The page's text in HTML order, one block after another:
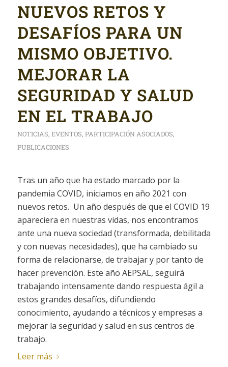
NUEVOS RETOS Y
DESAFÍOS PARA UN
MISMO OBJETIVO.
MEJORAR LA
SEGURIDAD Y SALUD
EN EL TRABAJO
NOTICIAS, EVENTOS, PARTICIPACIÓN ASOCIADOS,
PUBLICACIONES
Tras un año que ha estado marcado por la
pandemia COVID, iniciamos en año 2021 con
nuevos retos. Un año después de que el COVID 19
apareciera en nuestras vidas, nos encontramos
ante una nueva sociedad (transformada, debilitada
y con nuevas necesidades), que ha cambiado su
forma de relacionarse, de trabajar y por tanto de
hacer prevención. Este año AEPSAL, seguirá
trabajando intensamente dando respuesta ágil a
estos grandes desafíos, difundiendo
conocimiento, ayudando a técnicos y empresas a
mejorar la seguridad y salud en sus centros de
trabajo.
Leer más